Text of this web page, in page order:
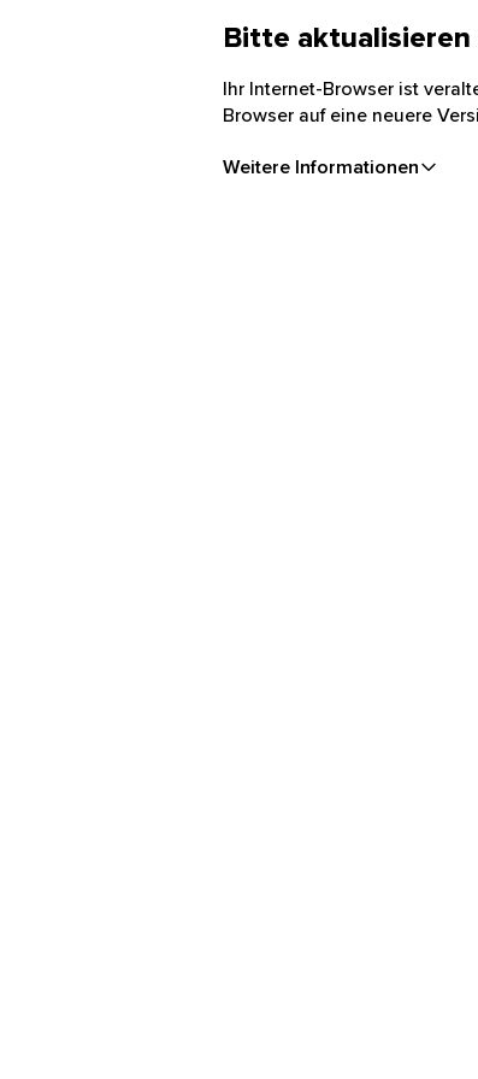
Bitte aktualisieren
Ihr Internet-Browser ist
Browser auf eine neuere
Weitere Informationen